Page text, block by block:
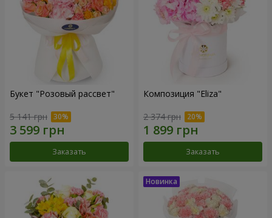
Букет "Розовый рассвет"
5 141 грн
Заказать
Композиция "Eliza"
2 374 грн
Заказать